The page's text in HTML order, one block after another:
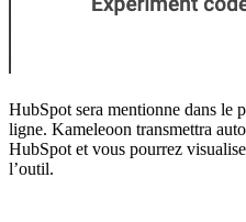
HubSpot sera mentionne dans le
ligne. Kameleoon transmettra
HubSpot et vous pourrez
l’outil.